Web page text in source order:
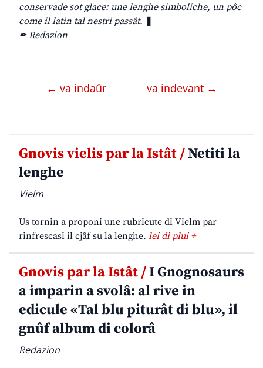
conservade sot glace: une lenghe simboliche, un pôc
come il latin tal nestri passât.
✒ Redazion
← va indaûr va indevant →
Gnovis vielis par la Istât /Netiti la
lenghe
Vielm
Us tornin a proponi une rubricute di Vielm par
rinfrescasi il cjâf su la lenghe. lei di plui +
Gnovis par la Istât /I Gnognosaurs
a imparin a svolâ: al rive in
edicule «Tal blu piturât di blu», il
gnûf album di colorâ
Redazion